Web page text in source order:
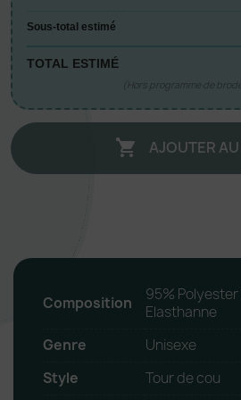
Sous-total estimé
TOTAL ESTIMÉ
(Hors programme de
 AJOUTER
Composition
95%
Elasthanne
Genre
Unisexe
Style
Tour de cou